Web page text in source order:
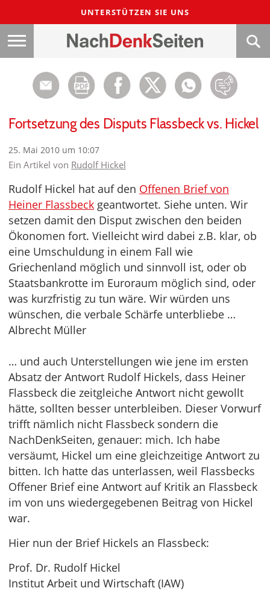
UNTERSTÜTZEN SIE UNS
Fortsetzung des Disputs Flassbeck vs. Hickel
25. Mai 2010 um 10:07
Ein Artikel von Rudolf Hickel
Rudolf Hickel hat auf den Offenen Brief von
Heiner Flassbeck geantwortet. Siehe unten. Wir
setzen damit den Disput zwischen den beiden
Ökonomen fort. Vielleicht wird dabei z.B. klar, ob
eine Umschuldung in einem Fall wie
Griechenland möglich und sinnvoll ist, oder ob
Staatsbankrotte im Euroraum möglich sind, oder
was kurzfristig zu tun wäre. Wir würden uns
wünschen, die verbale Schärfe unterbliebe …
Albrecht Müller
… und auch Unterstellungen wie jene im ersten
Absatz der Antwort Rudolf Hickels, dass Heiner
Flassbeck die zeitgleiche Antwort nicht gewollt
hätte, sollten besser unterbleiben. Dieser Vorwurf
trifft nämlich nicht Flassbeck sondern die
NachDenkSeiten, genauer: mich. Ich habe
versäumt, Hickel um eine gleichzeitige Antwort zu
bitten. Ich hatte das unterlassen, weil Flassbecks
Offener Brief eine Antwort auf Kritik an Flassbeck
im von uns wiedergegebenen Beitrag von Hickel
war.
Hier nun der Brief Hickels an Flassbeck:
Prof. Dr. Rudolf Hickel
Institut Arbeit und Wirtschaft (IAW)